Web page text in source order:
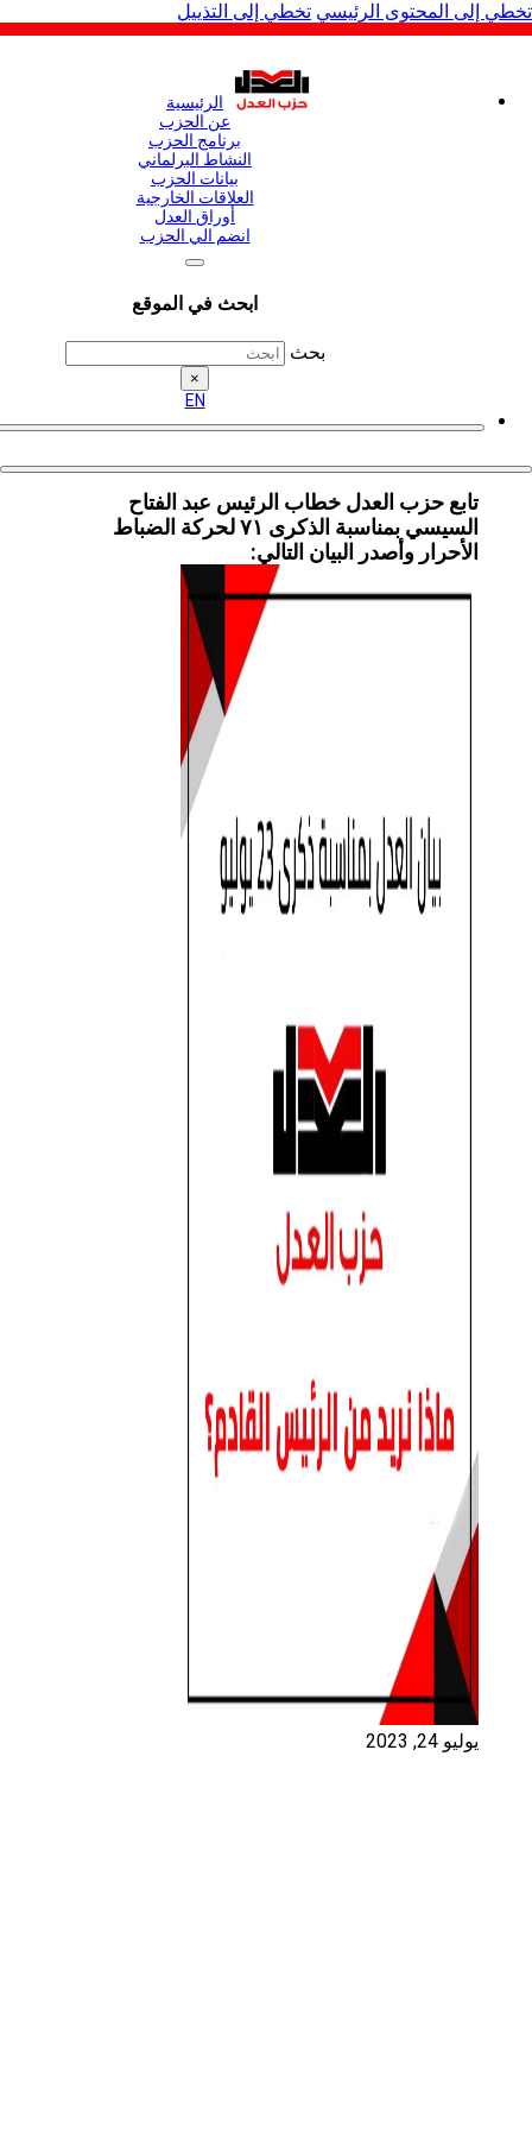
المحتوى الرئيسي تخطي إلى التذييل
الرئيسية
عن الحزب
برنامج الحزب
النشاط البرلماني
بيانات الحزب
العلاقات الخارجية
أوراق العدل
انضم الي الحزب
ابحث في الموقع
تابع حزب العدل خطاب الرئيس عبد الفتاح
السيسي بمناسبة الذكرى ٧١ لحركة الضباط
الأحرار وأصدر البيان التالي: